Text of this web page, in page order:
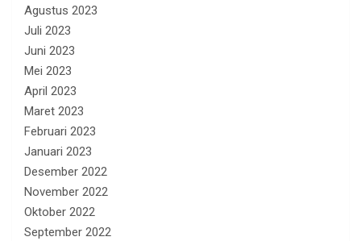
Agustus 2023
Juli 2023
Juni 2023
Mei 2023
April 2023
Maret 2023
Februari 2023
Januari 2023
Desember 2022
November 2022
Oktober 2022
September 2022